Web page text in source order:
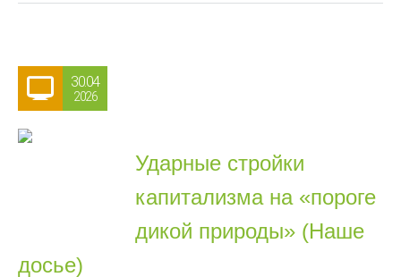
30.04
2026
Ударные стройки
капитализма на «пороге
дикой природы» (Наше
досье)